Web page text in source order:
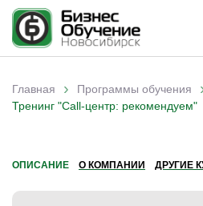
Вы здесь
Главная › Программы обучения
Тренинг "Call-центр: рекомендуем"
ОПИСАНИЕ О КОМПАНИИ ДРУГИЕ